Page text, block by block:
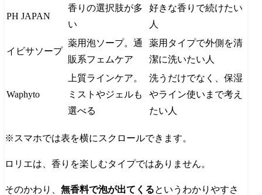
PH JAPAN
香りの選択肢が多
い
好きな香りで続けたい
人
イビサソープ
薬用泡ソープ。通
販系フェムケア
薬用タイプで外側を清
潔に洗いたい人
Waphyto
上質ラインケア。
ミストやジェルも
選べる
洗うだけでなく、保湿
やライン使いまで考え
たい人
※スマホでは表を横にスクロールできます。
ロリエは、香りを楽しむタイプではありません。
そのかわり、 無香料で泡が出てくるというわかりやすさ